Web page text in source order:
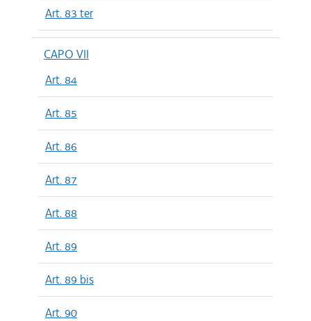
Art. 83 ter
CAPO VII
Art. 84
Art. 85
Art. 86
Art. 87
Art. 88
Art. 89
Art. 89 bis
Art. 90